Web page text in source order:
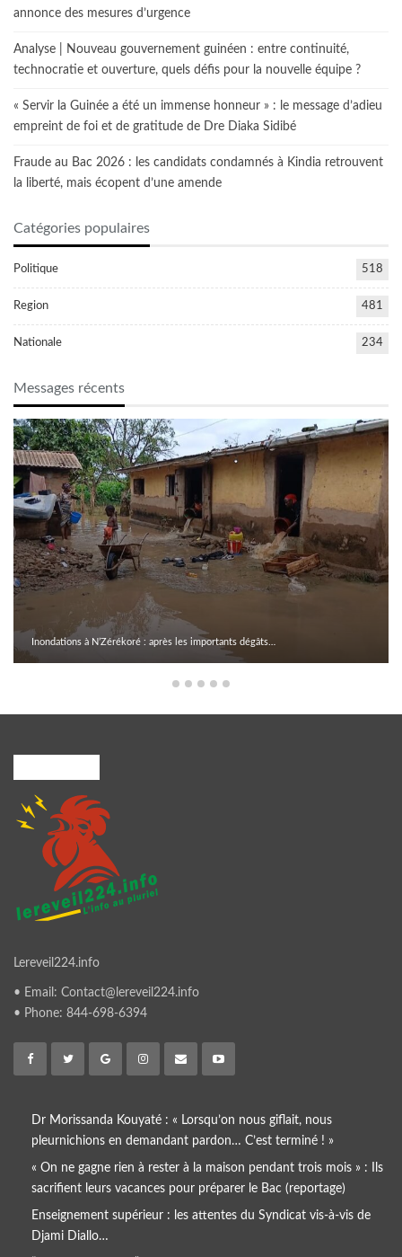
annonce des mesures d’urgence
Analyse | Nouveau gouvernement guinéen : entre continuité,
technocratie et ouverture, quels défis pour la nouvelle équipe ?
« Servir la Guinée a été un immense honneur » : le message d’adieu
empreint de foi et de gratitude de Dre Diaka Sidibé
Fraude au Bac 2026 : les candidats condamnés à Kindia retrouvent
la liberté, mais écopent d’une amende
Catégories populaires
Politique 518
Region 481
Nationale 234
Messages récents
Inondations à N’Zérékoré : après les importants dégâts…
Lereveil224.info
• Email: Contact@lereveil224.info
• Phone: 844-698-6394
Dr Morissanda Kouyaté : « Lorsqu’on nous giflait, nous
pleurnichions en demandant pardon… C’est terminé ! »
« On ne gagne rien à rester à la maison pendant trois mois » : Ils
sacrifient leurs vacances pour préparer le Bac (reportage)
Enseignement supérieur : les attentes du Syndicat vis-à-vis de
Djami Diallo…